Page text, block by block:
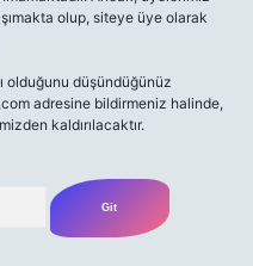
olup, siteye üye olarak
olduğunu düşündüğünüz
adresine bildirmeniz halinde,
kaldırılacaktır.